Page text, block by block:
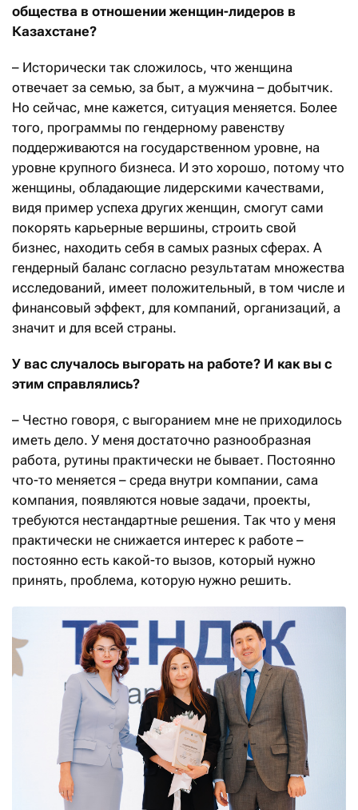
общества в отношении женщин-лидеров в
Казахстане?
– Исторически так сложилось, что женщина
отвечает за семью, за быт, а мужчина – добытчик.
Но сейчас, мне кажется, ситуация меняется. Более
того, программы по гендерному равенству
поддерживаются на государственном уровне, на
уровне крупного бизнеса. И это хорошо, потому что
женщины, обладающие лидерскими качествами,
видя пример успеха других женщин, смогут сами
покорять карьерные вершины, строить свой
бизнес, находить себя в самых разных сферах. А
гендерный баланс согласно результатам множества
исследований, имеет положительный, в том числе и
финансовый эффект, для компаний, организаций, а
значит и для всей страны.
У вас случалось выгорать на работе? И как вы с
этим справлялись?
– Честно говоря, с выгоранием мне не приходилось
иметь дело. У меня достаточно разнообразная
работа, рутины практически не бывает. Постоянно
что-то меняется – среда внутри компании, сама
компания, появляются новые задачи, проекты,
требуются нестандартные решения. Так что у меня
практически не снижается интерес к работе –
постоянно есть какой-то вызов, который нужно
принять, проблема, которую нужно решить.